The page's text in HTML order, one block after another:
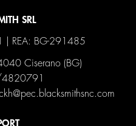
SRL
| REA: BG-291485
Ciserano (BG)